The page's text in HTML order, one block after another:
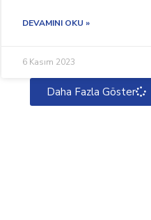
DEVAMINI OKU »
6 Kasım 2023
Daha Fazla Göster